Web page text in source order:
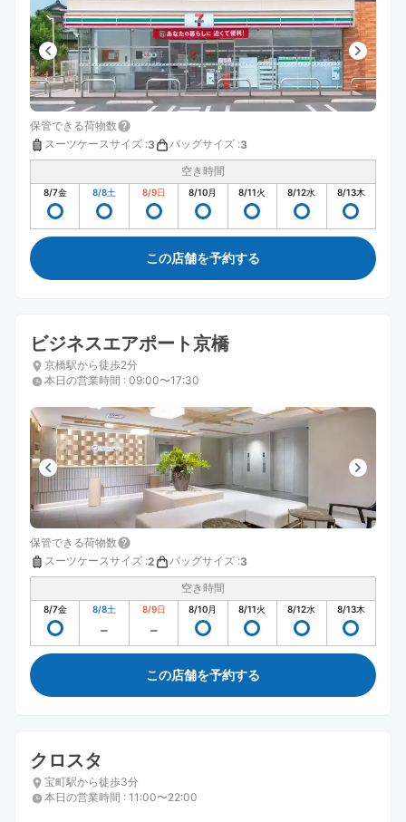
保管できる荷物数
スーツケースサイズ :3 バッグサイズ :3
空き時間
8/7金 8/8土 8/9日 8/10月 8/11火 8/12水 8/13木
この店舗を予約する
ビジネスエアポート京橋
京橋駅から徒歩2分
本日の営業時間 : 09:00〜17:30
保管できる荷物数
スーツケースサイズ :2 バッグサイズ :3
空き時間
8/7金 8/8土 8/9日 8/10月 8/11火 8/12水 8/13木
この店舗を予約する
クロスタ
宝町駅から徒歩3分
本日の営業時間 : 11:00〜22:00